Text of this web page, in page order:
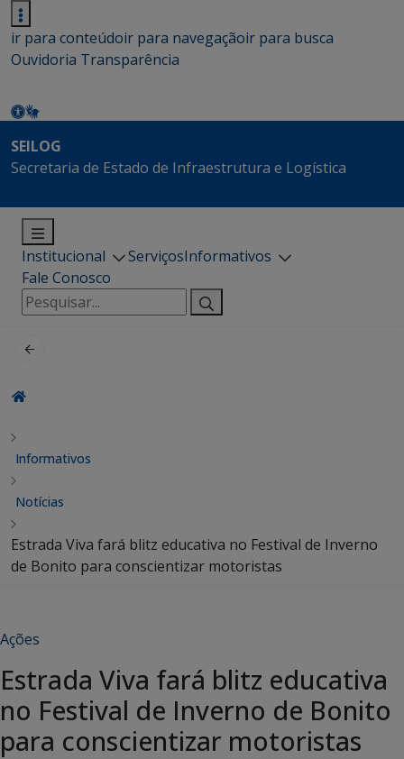
ir para conteúdoir para navegaçãoir para busca
Ouvidoria Transparência
SEILOG
Secretaria de Estado de Infraestrutura e Logística
Institucional ServiçosInformativos
Fale Conosco
Pesquisar
por:
Informativos
Notícias
Estrada Viva fará blitz educativa no Festival de Inverno
de Bonito para conscientizar motoristas
Ações
Estrada Viva fará blitz educativa
no Festival de Inverno de Bonito
para conscientizar motoristas